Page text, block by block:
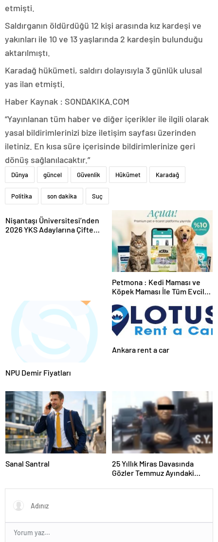
etmişti.
Saldırganın öldürdüğü 12 kişi arasında kız kardeşi ve
yakınları ile 10 ve 13 yaşlarında 2 kardeşin bulunduğu
aktarılmıştı.
Karadağ hükümeti, saldırı dolayısıyla 3 günlük ulusal
yas ilan etmişti.
Haber Kaynak : SONDAKIKA.COM
“Yayınlanan tüm haber ve diğer içerikler ile ilgili olarak
yasal bildirimlerinizi bize iletişim sayfası üzerinden
iletiniz. En kısa süre içerisinde bildirimlerinize geri
dönüş sağlanılacaktır.”
Dünya güncel Güvenlik Hükümet Karadağ
Politika son dakika Suç
Nişantaşı Üniversitesi’nden
2026 YKS Adaylarına Çifte
Petmona : Kedi Maması ve
Köpek Maması İle Tüm Evcil
NPU Demir Fiyatları
Ankara rent a car
Sanal Santral
25 Yıllık Miras Davasında
Gözler Temmuz Ayındaki